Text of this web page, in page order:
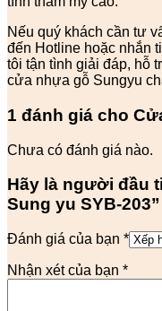
Nếu quý khách cần tư
đến Hotline hoặc nhắn
tôi tận tình giải đáp, hỗ
cửa nhựa gỗ Sungyu
1 đánh giá cho
Chưa có đánh giá nào.
Hãy là người đầu
Sung yu SYB-203”
Đánh giá của bạn *
Nhận xét của bạn *